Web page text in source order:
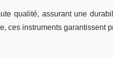
qualité, assurant une
instruments garantissent